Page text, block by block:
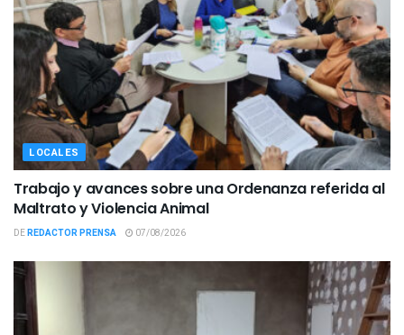
LOCALES
Trabajo y avances sobre una Ordenanza referida al
Maltrato y Violencia Animal
DEREDACTOR PRENSA 07/08/2026